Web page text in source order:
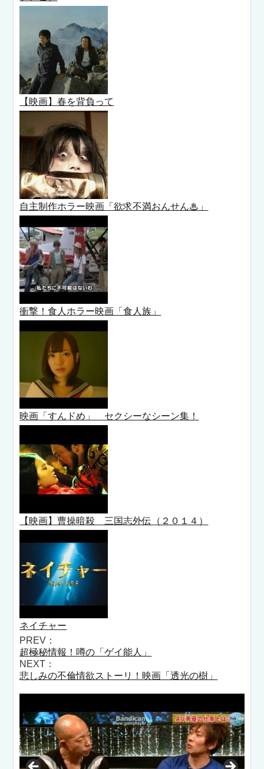
【映画】春を背負って
自主制作ホラー映画「欲求不満おんせん♨」
衝撃！食人ホラー映画「食人族」
映画「すんドめ」 セクシーなシーン集！
【映画】曹操暗殺 三国志外伝（２０１４）
ネイチャー
PREV：
超極秘情報！噂の「ゲイ能人」
NEXT：
悲しみの不倫情欲ストーリ！映画「透光の樹」